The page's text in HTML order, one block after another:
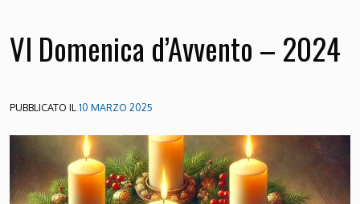
VI Domenica d’Avvento – 2024
PUBBLICATO IL10 MARZO 2025